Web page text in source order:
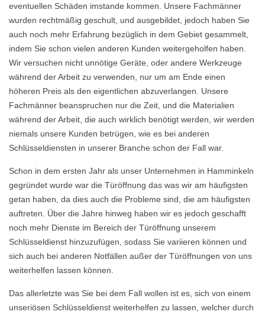
eventuellen Schäden imstande kommen. Unsere Fachmänner
wurden rechtmäßig geschult, und ausgebildet, jedoch haben Sie
auch noch mehr Erfahrung bezüglich in dem Gebiet gesammelt,
indem Sie schon vielen anderen Kunden weitergeholfen haben.
Wir versuchen nicht unnötige Geräte, oder andere Werkzeuge
während der Arbeit zu verwenden, nur um am Ende einen
höheren Preis als den eigentlichen abzuverlangen. Unsere
Fachmänner beanspruchen nur die Zeit, und die Materialien
während der Arbeit, die auch wirklich benötigt werden, wir werden
niemals unsere Kunden betrügen, wie es bei anderen
Schlüsseldiensten in unserer Branche schon der Fall war.
Schon in dem ersten Jahr als unser Unternehmen in Hamminkeln
gegründet wurde war die Türöffnung das was wir am häufigsten
getan haben, da dies auch die Probleme sind, die am häufigsten
auftreten. Über die Jahre hinweg haben wir es jedoch geschafft
noch mehr Dienste im Bereich der Türöffnung unserem
Schlüsseldienst hinzuzufügen, sodass Sie variieren können und
sich auch bei anderen Notfällen außer der Türöffnungen von uns
weiterhelfen lassen können.
Das allerletzte was Sie bei dem Fall wollen ist es, sich von einem
unseriösen Schlüsseldienst weiterhelfen zu lassen, welcher durch